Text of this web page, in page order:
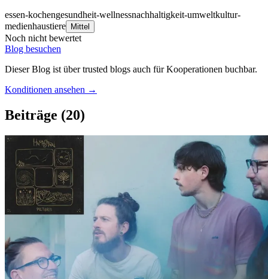
essen-kochengesundheit-wellnessnachhaltigkeit-umweltkultur-
medienhaustiere Mittel
Noch nicht bewertet
Blog besuchen
Dieser Blog ist über trusted blogs auch für Kooperationen buchbar.
Konditionen ansehen →
Beiträge (20)